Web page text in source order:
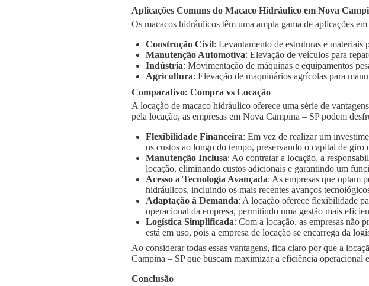
Aplicações Comuns do Macaco Hidráulico em Nova
Os macacos hidráulicos têm uma ampla gama de aplicações
Construção Civil: Levantamento de estruturas e materiais
Manutenção Automotiva: Elevação de veículos para
Indústria: Movimentação de máquinas e equipamentos
Agricultura: Elevação de maquinários agrícolas para
Comparativo: Compra vs Locação
A locação de macaco hidráulico oferece uma série de
pela locação, as empresas em Nova Campina – SP podem
Flexibilidade Financeira: Em vez de realizar um
os custos ao longo do tempo, preservando o capital de giro
Manutenção Inclusa: Ao contratar a locação, a
locação, eliminando custos adicionais e garantindo um
Acesso a Tecnologia Avançada: As empresas que optam
hidráulicos, incluindo os mais recentes avanços
Adaptação à Demanda: A locação oferece flexibilidade
operacional da empresa, permitindo uma gestão mais
Logística Simplificada: Com a locação, as empresas não
está em uso, pois a empresa de locação se encarrega da
Ao considerar todas essas vantagens, fica claro por que a
Campina – SP que buscam maximizar a eficiência operacional
Conclusão